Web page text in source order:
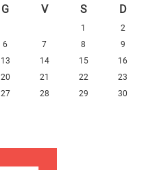
G V S D
1
2
6 7 8
9
13 14 15
16
20 21 22
23
27 28 29
30